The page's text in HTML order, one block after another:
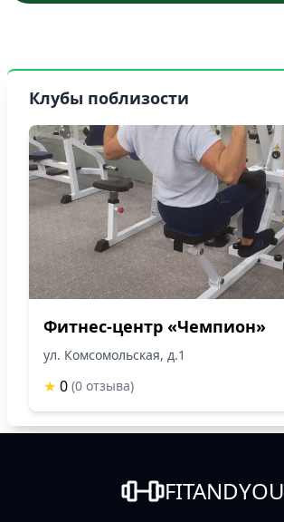
Клубы поблизости
Фитнес-центр «Чемпион»
ул. Комсомольская, д.1
★ 0 (0 отзыва)
FITANDYOU